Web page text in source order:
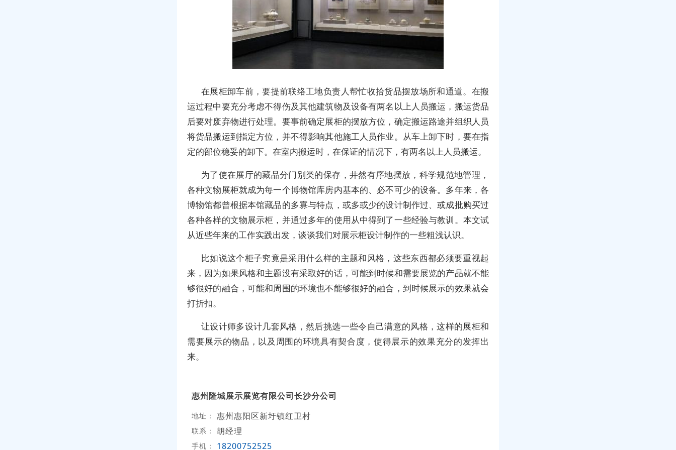
在展柜卸车前，要提前联络工地负责人帮忙收拾货品摆放场所和通道。在搬
运过程中要充分考虑不得伤及其他建筑物及设备有两名以上人员搬运，搬运货品
后要对废弃物进行处理。要事前确定展柜的摆放方位，确定搬运路途并组织人员
将货品搬运到指定方位，并不得影响其他施工人员作业。从车上卸下时，要在指
定的部位稳妥的卸下。在室内搬运时，在保证的情况下，有两名以上人员搬运。
为了使在展厅的藏品分门别类的保存，井然有序地摆放，科学规范地管理，
各种文物展柜就成为每一个博物馆库房内基本的、必不可少的设备。多年来，各
博物馆都曾根据本馆藏品的多寡与特点，或多或少的设计制作过、或成批购买过
各种各样的文物展示柜，并通过多年的使用从中得到了一些经验与教训。本文试
从近些年来的工作实践出发，谈谈我们对展示柜设计制作的一些粗浅认识。
比如说这个柜子究竟是采用什么样的主题和风格，这些东西都必须要重视起
来，因为如果风格和主题没有采取好的话，可能到时候和需要展览的产品就不能
够很好的融合，可能和周围的环境也不能够很好的融合，到时候展示的效果就会
打折扣。
让设计师多设计几套风格，然后挑选一些令自己满意的风格，这样的展柜和
需要展示的物品，以及周围的环境具有契合度，使得展示的效果充分的发挥出
来。
惠州隆城展示展览有限公司长沙分公司
地址： 惠州惠阳区新圩镇红卫村
联系： 胡经理
手机： 18200752525